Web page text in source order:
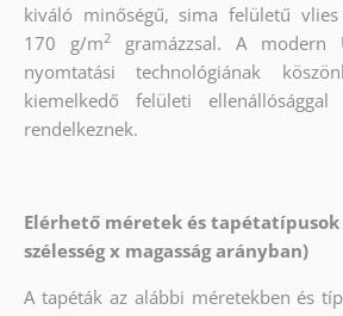
kiváló minőségű, sima felületű vlies
170 g/m2
gramázzsal. A modern
nyomtatási technológiának
kiemelkedő felületi ellenállósággal
rendelkeznek.
Elérhető méretek és tapétatípusok
szélesség x magasság arányban)
A tapéták az alábbi méretekben és